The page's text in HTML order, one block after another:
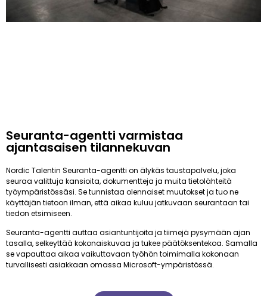
Seuranta-agentti varmistaa
ajantasaisen tilannekuvan
Nordic Talentin Seuranta-agentti on älykäs taustapalvelu, joka
seuraa valittuja kansioita, dokumentteja ja muita tietolähteitä
työympäristössäsi. Se tunnistaa olennaiset muutokset ja tuo ne
käyttäjän tietoon ilman, että aikaa kuluu jatkuvaan seurantaan tai
tiedon etsimiseen.
Seuranta-agentti auttaa asiantuntijoita ja tiimejä pysymään ajan
tasalla, selkeyttää kokonaiskuvaa ja tukee päätöksentekoa. Samalla
se vapauttaa aikaa vaikuttavaan työhön toimimalla kokonaan
turvallisesti asiakkaan omassa Microsoft-ympäristössä.